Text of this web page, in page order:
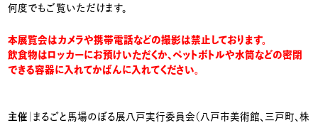
何度でもご覧いただけます。
本展覧会はカメラや携帯電話などの撮影は禁止しております。
飲食物はロッカーにお預けいただくか、ペットボトルや水筒などの密閉
できる容器に入れてかばんに入れてください。
主催 ｜まるごと馬場のぼる展八戸実行委員会（八戸市美術館、三戸町、株